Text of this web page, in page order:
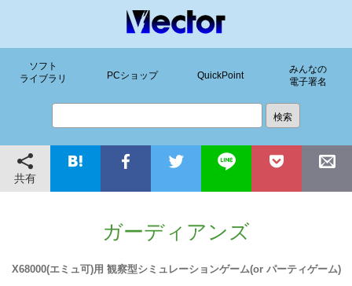
ソフト
ライブラリ
PCショップ QuickPoint
みんなの
電子署名
共有
ガーディアンズ
X68000(エミュ可)用 観察型シミュレーションゲーム(or パーティゲーム)